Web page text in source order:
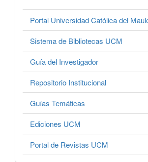
Portal Universidad Católica del
Sistema de Bibliotecas UCM
Guía del Investigador
Repositorio Institucional
Guías Temáticas
Ediciones UCM
Portal de Revistas UCM